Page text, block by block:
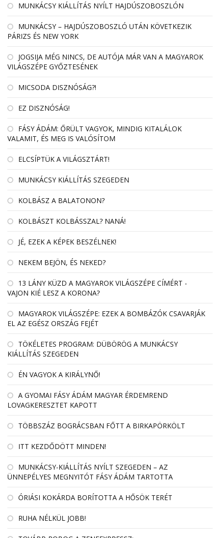
MUNKÁCSY KIÁLLÍTÁS NYÍLT HAJDÚSZOBOSZLÓN
MUNKÁCSY – HAJDÚSZOBOSZLÓ UTÁN KÖVETKEZIK
PÁRIZS ÉS NEW YORK
JOGSIJA MÉG NINCS, DE AUTÓJA MÁR VAN A MAGYAROK
VILÁGSZÉPE GYŐZTESÉNEK
MICSODA DISZNÓSÁG?!
EZ DISZNÓSÁG!
FÁSY ÁDÁM: ŐRÜLT VAGYOK, MINDIG KITALÁLOK
VALAMIT, ÉS MEG IS VALÓSÍTOM
ELCSÍPTÜK A VILÁGSZTÁRT!
MUNKÁCSY KIÁLLÍTÁS SZEGEDEN
KOLBÁSZ A BALATONON?
KOLBÁSZT KOLBÁSSZAL? NANÁ!
JÉ, EZEK A KÉPEK BESZÉLNEK!
NEKEM BEJÖN, ÉS NEKED?
13 LÁNY KÜZD A MAGYAROK VILÁGSZÉPE CÍMÉRT -
VAJON KIÉ LESZ A KORONA?
MAGYAROK VILÁGSZÉPE: EZEK A BOMBÁZÓK CSAVARJÁK
EL AZ EGÉSZ ORSZÁG FEJÉT
TÖKÉLETES PROGRAM: DÜBÖRÖG A MUNKÁCSY
KIÁLLÍTÁS SZEGEDEN
ÉN VAGYOK A KIRÁLYNŐ!
A GYOMAI FÁSY ÁDÁM MAGYAR ÉRDEMREND
LOVAGKERESZTET KAPOTT
TÖBBSZÁZ BOGRÁCSBAN FŐTT A BIRKAPÖRKÖLT
ITT KEZDŐDÖTT MINDEN!
MUNKÁCSY-KIÁLLÍTÁS NYÍLT SZEGEDEN – AZ
ÜNNEPÉLYES MEGNYITÓT FÁSY ÁDÁM TARTOTTA
ÓRIÁSI KOKÁRDA BORÍTOTTA A HŐSÖK TERÉT
RUHA NÉLKÜL JOBB!